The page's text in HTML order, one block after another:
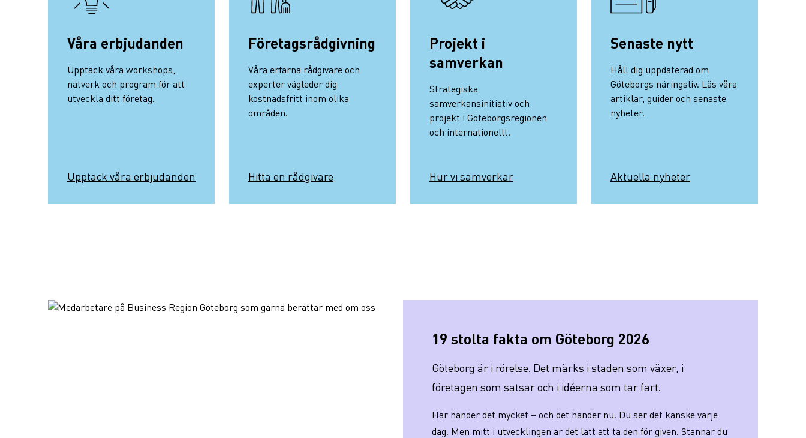
Våra erbjudanden
Upptäck våra workshops,
nätverk och program för att
utveckla ditt företag.
Upptäck våra erbjudanden
Företagsrådgivning
Våra erfarna rådgivare och
experter vägleder dig
kostnadsfritt inom olika
områden.
Hitta en rådgivare
Projekt i
samverkan
Strategiska
samverkansinitiativ och
projekt i Göteborgsregionen
och internationellt.
Hur vi samverkar
Senaste nytt
Håll dig uppdaterad om
Göteborgs näringsliv. Läs våra
artiklar, guider och senaste
nyheter.
Aktuella nyheter
19 stolta fakta om Göteborg 2026
Göteborg är i rörelse. Det märks i staden som växer, i
företagen som satsar och i idéerna som tar fart.
Här händer det mycket – och det händer nu. Du ser det kanske varje
dag. Men mitt i utvecklingen är det lätt att ta den för given. Stannar du